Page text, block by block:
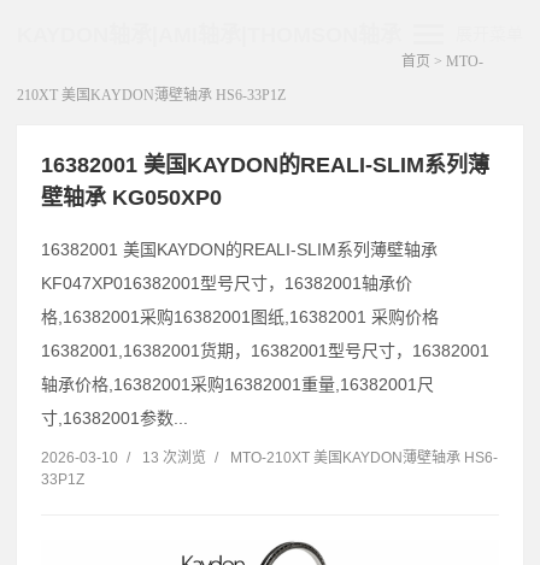
首页 > MTO-
210XT 美国KAYDON薄壁轴承 HS6-33P1Z
16382001 美国KAYDON的REALI-SLIM系列薄
壁轴承 KG050XP0
16382001 美国KAYDON的REALI-SLIM系列薄壁轴承
KF047XP016382001型号尺寸，16382001轴承价
格,16382001采购16382001图纸,16382001 采购价格
16382001,16382001货期，16382001型号尺寸，16382001
轴承价格,16382001采购16382001重量,16382001尺
寸,16382001参数...
2026-03-10 / 13 次浏览 /
MTO-210XT 美国KAYDON薄壁轴承 HS6-
33P1Z